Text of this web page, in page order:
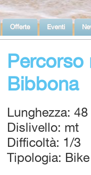
Offerte Eventi
Percorso
Bibbona
Lunghezza:
Dislivello: mt
Difficoltà: 1/3
Tipologia: Bike